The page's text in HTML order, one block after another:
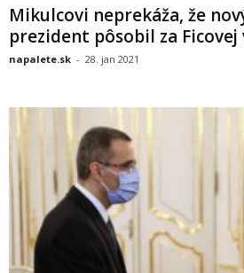
Mikulcovi neprekáža, že
prezident pôsobil za Ficovej
napalete.sk - 28. jan 2021